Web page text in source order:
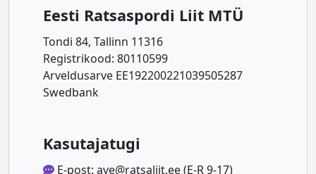
Eesti Ratsaspordi Liit MTÜ
Tondi 84, Tallinn 11316
Registrikood: 80110599
Arveldusarve EE192200221039505287
Swedbank
Kasutajatugi
E-post: ave@ratsaliit.ee (E-R 9-17)